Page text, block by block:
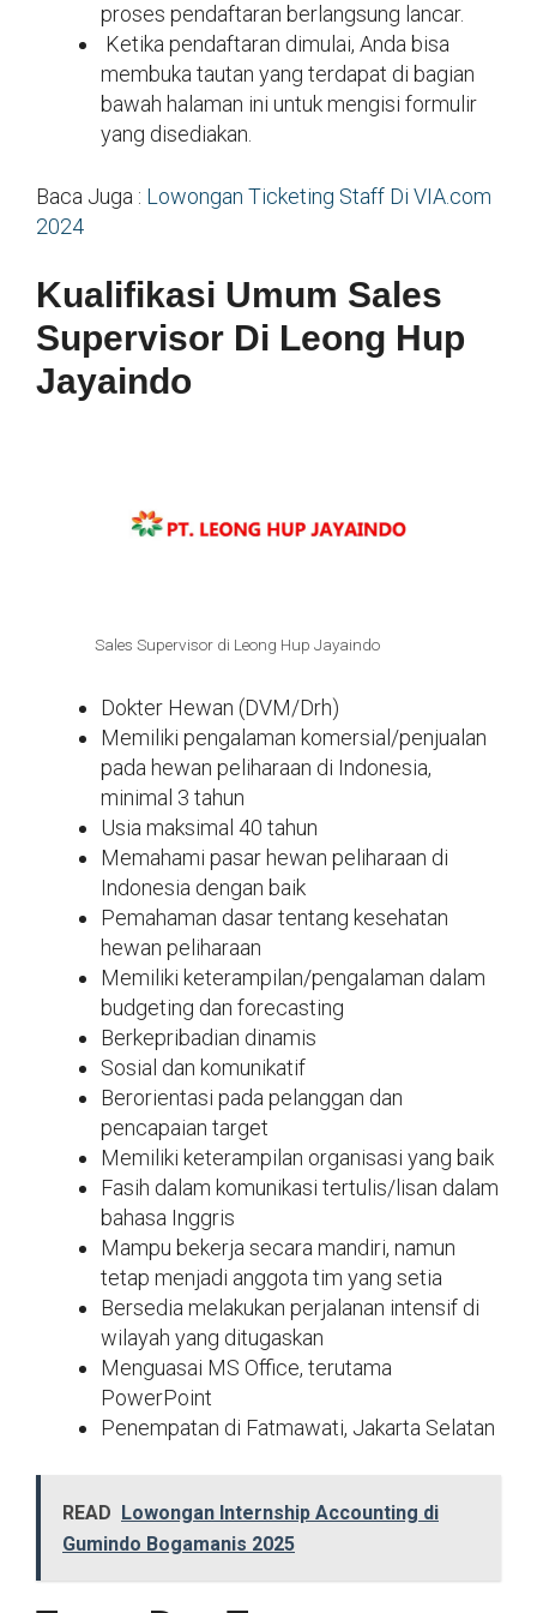
proses pendaftaran berlangsung lancar.
Ketika pendaftaran dimulai, Anda bisa
membuka tautan yang terdapat di bagian
bawah halaman ini untuk mengisi formulir
yang disediakan.
Baca Juga : Lowongan Ticketing Staff Di VIA.com
2024
Kualifikasi Umum Sales
Supervisor Di Leong Hup
Jayaindo
Sales Supervisor di Leong Hup Jayaindo
Dokter Hewan (DVM/Drh)
Memiliki pengalaman komersial/penjualan
pada hewan peliharaan di Indonesia,
minimal 3 tahun
Usia maksimal 40 tahun
Memahami pasar hewan peliharaan di
Indonesia dengan baik
Pemahaman dasar tentang kesehatan
hewan peliharaan
Memiliki keterampilan/pengalaman dalam
budgeting dan forecasting
Berkepribadian dinamis
Sosial dan komunikatif
Berorientasi pada pelanggan dan
pencapaian target
Memiliki keterampilan organisasi yang baik
Fasih dalam komunikasi tertulis/lisan dalam
bahasa Inggris
Mampu bekerja secara mandiri, namun
tetap menjadi anggota tim yang setia
Bersedia melakukan perjalanan intensif di
wilayah yang ditugaskan
Menguasai MS Office, terutama
PowerPoint
Penempatan di Fatmawati, Jakarta Selatan
READ Lowongan Internship Accounting di
Gumindo Bogamanis 2025